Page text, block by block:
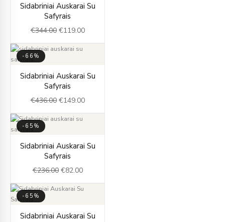
Sidabriniai Auskarai Su
Safyrais
€344.00
price
was:
€344.00.
€119.00
price
€119.00.
-66%
Sidabriniai Auskarai Su
Safyrais
€436.00
price
was:
€436.00.
€149.00
price
€149.00.
-65%
Sidabriniai Auskarai Su
Safyrais
€236.00
price
was:
€236.00.
€82.00
price
€82.00.
-65%
Sidabriniai Auskarai Su